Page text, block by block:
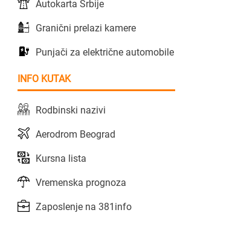
Autokarta Srbije
Granični prelazi kamere
Punjači za električne automobile
INFO KUTAK
Rodbinski nazivi
Aerodrom Beograd
Kursna lista
Vremenska prognoza
Zaposlenje na 381info